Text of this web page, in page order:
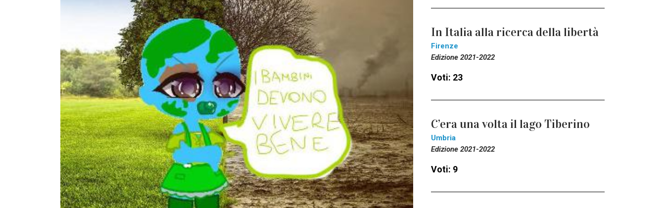
In Italia alla ricerca della libertà
Firenze
Edizione 2021-2022
Voti: 23
C’era una volta il lago Tiberino
Umbria
Edizione 2021-2022
Voti: 9